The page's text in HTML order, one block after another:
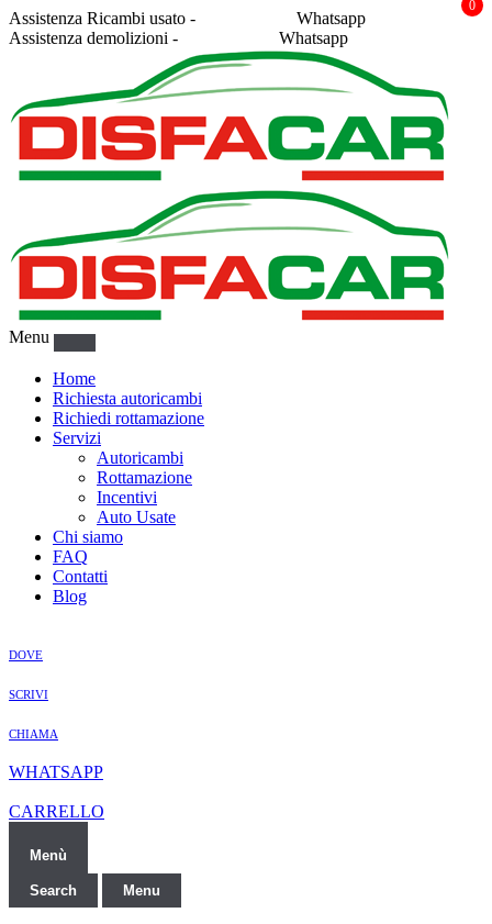
Assistenza Ricambi usato -
Whatsapp
Assistenza demolizioni -
Whatsapp
Menu
Home
Richiesta autoricambi
Richiedi rottamazione
Servizi
Autoricambi
Rottamazione
Incentivi
Auto Usate
Chi siamo
FAQ
Contatti
Blog
DOVE
SCRIVI
CHIAMA
WHATSAPP
0
CARRELLO
Menù
Search Menu